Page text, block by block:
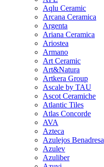
Aqlu Ceramic
Arcana Ceramica
Argenta
Ariana Ceramica
Ariostea
Armano
Art Ceramic
Art&Natura
Artkera Group
Ascale by TAU
Ascot Ceramiche
Atlantic Tiles
Atlas Concorde
AVA
Azteca
Azulejos Benadresa
Azulev
Azuliber